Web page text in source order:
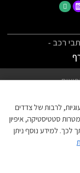
רכב -
לרבות של צדדים
סטטיסטיקה, איפיון
לכך. למידע נוסף ניתן